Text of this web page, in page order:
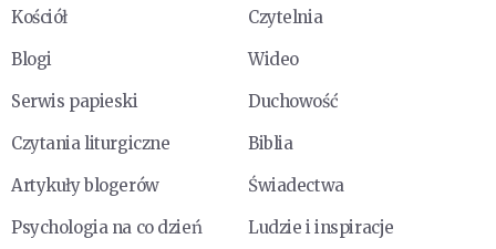
Kościół
Czytelnia
Blogi
Wideo
Serwis papieski
Duchowość
Czytania liturgiczne
Biblia
Artykuły blogerów
Świadectwa
Psychologia na co dzień
Ludzie i inspiracje